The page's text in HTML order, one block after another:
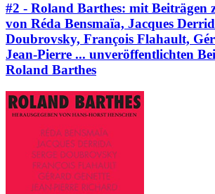
#2 - Roland Barthes: mit Beiträgen
von Réda Bensmaïa, Jacques
Doubrovsky, François Flahault,
Jean-Pierre ... unveröffentlichten
Roland Barthes